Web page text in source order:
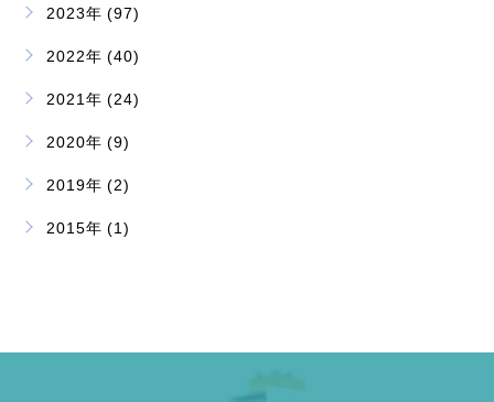
2023年 (97)
2022年 (40)
2021年 (24)
2020年 (9)
2019年 (2)
2015年 (1)